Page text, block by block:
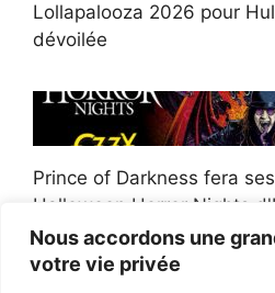
Nous accordons une
votre vie privée
Lollapalooza 2026 pour
dévoilée
Prince of Darkness fera
Halloween Horror Nights